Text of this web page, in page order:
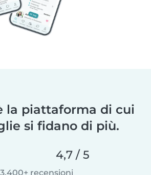
la piattaforma di cui
si fidano di più.
4,7 / 5
3.400+ recensioni